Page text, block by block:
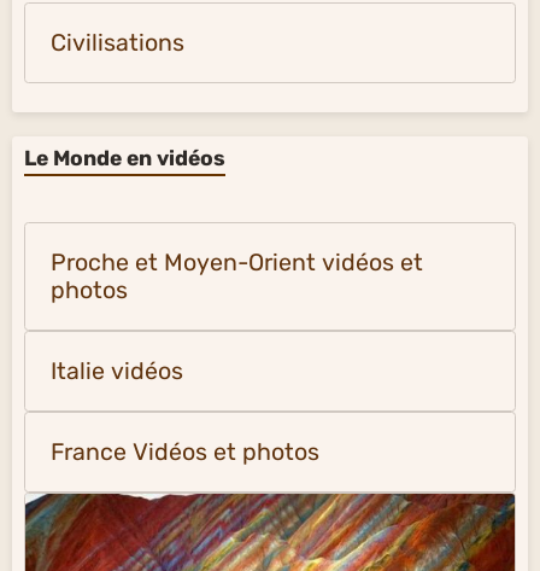
Civilisations
Le Monde en vidéos
Proche et Moyen-Orient vidéos et
photos
Italie vidéos
France Vidéos et photos